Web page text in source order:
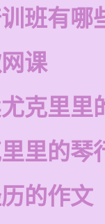
班有哪
课
克里里
里的琴
的作文